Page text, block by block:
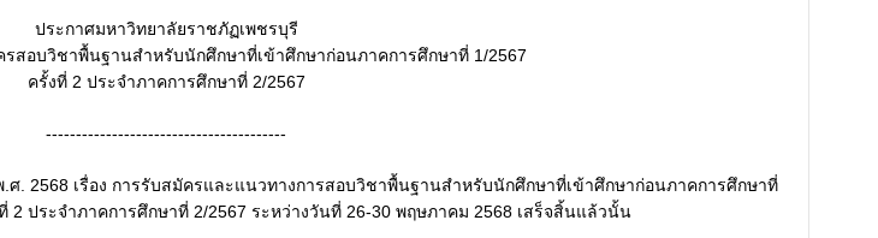
ประกาศมหาวิทยาลัยราชภัฏเพชรบุรี
สอบวิชาพื้นฐานสำหรับนักศึกษาที่เข้าศึกษาก่อนภาคการศึกษาที่ 1/2567
ครั้งที่ 2 ประจำภาคการศึกษาที่ 2/2567
----------------------------------------
. 2568 เรื่อง การรับสมัครและแนวทางการสอบวิชาพื้นฐานสำหรับนักศึกษาที่เข้าศึกษาก่อนภาคการศึกษาที่
2 ประจำภาคการศึกษาที่ 2/2567 ระหว่างวันที่ 26-30 พฤษภาคม 2568 เสร็จสิ้นแล้วนั้น